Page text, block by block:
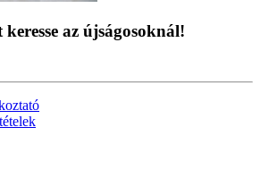
keresse az újságosoknál!